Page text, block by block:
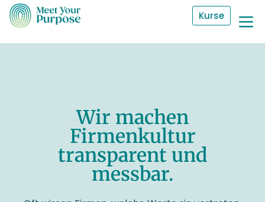
Kurse
Wir machen
Firmenkultur
transparent und
messbar.